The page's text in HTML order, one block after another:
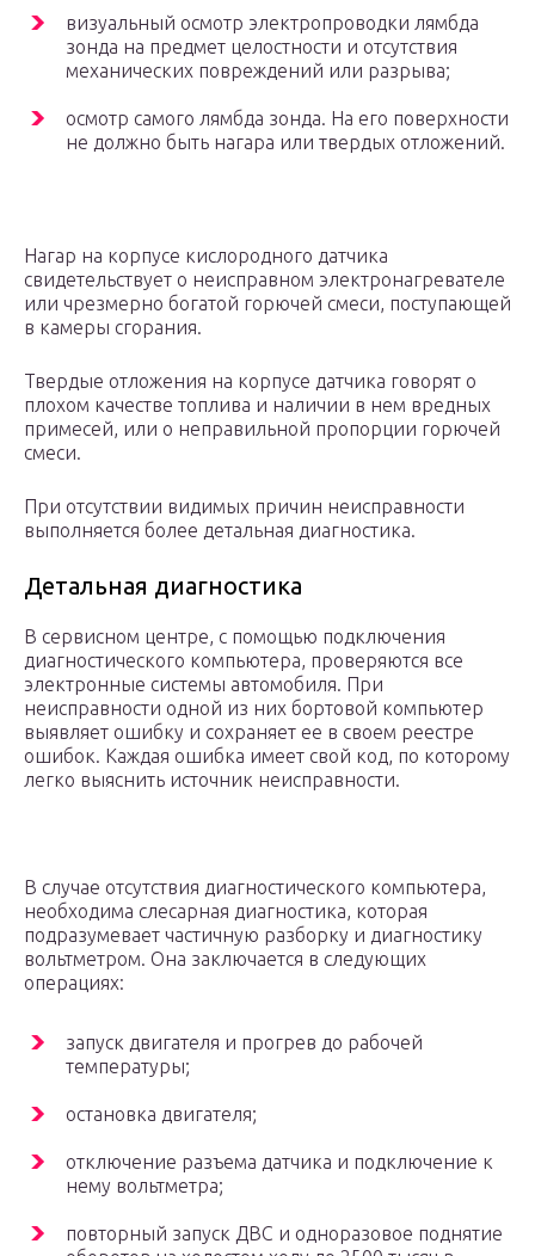
визуальный осмотр электропроводки лямбда
зонда на предмет целостности и отсутствия
механических повреждений или разрыва;
осмотр самого лямбда зонда. На его поверхности
не должно быть нагара или твердых отложений.
Нагар на корпусе кислородного датчика
свидетельствует о неисправном электронагревателе
или чрезмерно богатой горючей смеси, поступающей
в камеры сгорания.
Твердые отложения на корпусе датчика говорят о
плохом качестве топлива и наличии в нем вредных
примесей, или о неправильной пропорции горючей
смеси.
При отсутствии видимых причин неисправности
выполняется более детальная диагностика.
Детальная диагностика
В сервисном центре, с помощью подключения
диагностического компьютера, проверяются все
электронные системы автомобиля. При
неисправности одной из них бортовой компьютер
выявляет ошибку и сохраняет ее в своем реестре
ошибок. Каждая ошибка имеет свой код, по которому
легко выяснить источник неисправности.
В случае отсутствия диагностического компьютера,
необходима слесарная диагностика, которая
подразумевает частичную разборку и диагностику
вольтметром. Она заключается в следующих
операциях:
запуск двигателя и прогрев до рабочей
температуры;
остановка двигателя;
отключение разъема датчика и подключение к
нему вольтметра;
повторный запуск ДВС и одноразовое поднятие